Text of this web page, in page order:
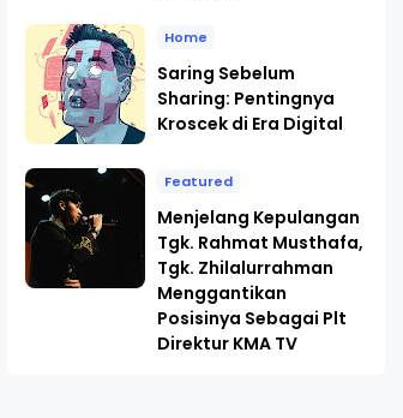
Home
Saring Sebelum
Sharing: Pentingnya
Kroscek di Era Digital
Featured
Menjelang Kepulangan
Tgk. Rahmat Musthafa,
Tgk. Zhilalurrahman
Menggantikan
Posisinya Sebagai Plt
Direktur KMA TV